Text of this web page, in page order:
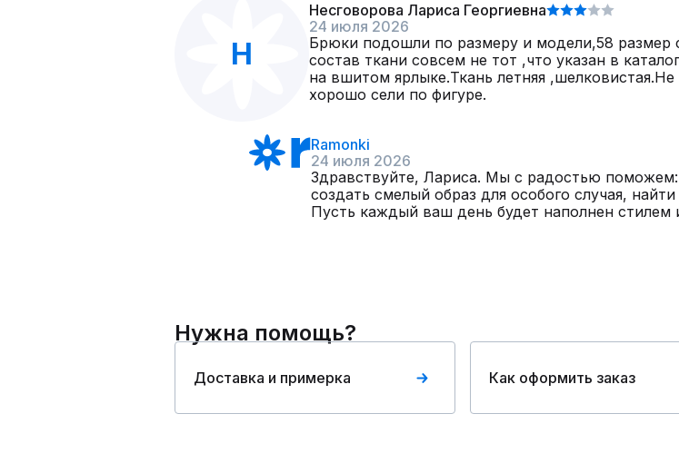
Н
Несговорова Лариса Георгиевна
24 июля 2026
Брюки подошли по размеру и модели,58 размер
состав ткани совсем не тот ,что указан в
на вшитом ярлыке.Ткань летняя
хорошо сели по фигуре.
Ramonki
24 июля 2026
Здравствуйте, Лариса. Мы с радостью
создать смелый образ для особого случая,
Пусть каждый ваш день будет наполнен стилем
Нужна помощь?
Доставка и примерка Как оформить заказ